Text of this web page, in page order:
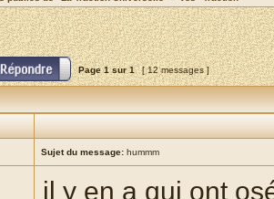
Page1sur1 [ 12 messages ]
Sujet du message: hummm
il y en a qui ont